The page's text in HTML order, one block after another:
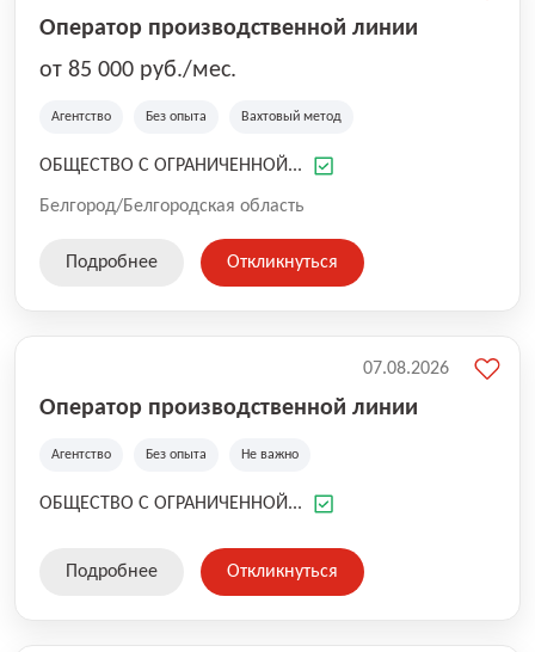
Оператор производственной линии
от 85 000 руб./мес.
Агентство Без опыта Вахтовый метод
ОБЩЕСТВО С ОГРАНИЧЕННОЙ...
Белгород/Белгородская область
Подробнее Откликнуться
Оператор производственной линии
Агентство Без опыта Не важно
ОБЩЕСТВО С ОГРАНИЧЕННОЙ...
07.08.2026
Подробнее Откликнуться